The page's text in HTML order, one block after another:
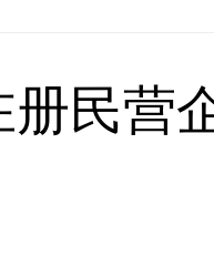
册民营